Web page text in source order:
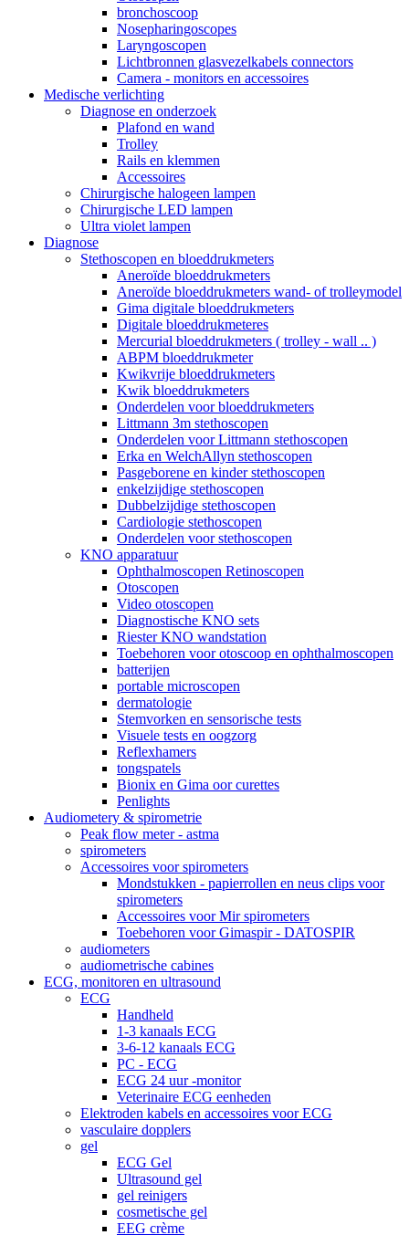
bronchoscoop
Nosepharingoscopes
Laryngoscopen
Lichtbronnen glasvezelkabels connectors
Camera - monitors en accessoires
Medische verlichting
Diagnose en onderzoek
Plafond en wand
Trolley
Rails en klemmen
Accessoires
Chirurgische halogeen lampen
Chirurgische LED lampen
Ultra violet lampen
Diagnose
Stethoscopen en bloeddrukmeters
Aneroïde bloeddrukmeters
Aneroïde bloeddrukmeters wand- of trolleymodel
Gima digitale bloeddrukmeters
Digitale bloeddrukmeteres
Mercurial bloeddrukmeters ( trolley - wall .. )
ABPM bloeddrukmeter
Kwikvrije bloeddrukmeters
Kwik bloeddrukmeters
Onderdelen voor bloeddrukmeters
Littmann 3m stethoscopen
Onderdelen voor Littmann stethoscopen
Erka en WelchAllyn stethoscopen
Pasgeborene en kinder stethoscopen
enkelzijdige stethoscopen
Dubbelzijdige stethoscopen
Cardiologie stethoscopen
Onderdelen voor stethoscopen
KNO apparatuur
Ophthalmoscopen Retinoscopen
Otoscopen
Video otoscopen
Diagnostische KNO sets
Riester KNO wandstation
Toebehoren voor otoscoop en ophthalmoscopen
batterijen
portable microscopen
dermatologie
Stemvorken en sensorische tests
Visuele tests en oogzorg
Reflexhamers
tongspatels
Bionix en Gima oor curettes
Penlights
Audiometery & spirometrie
Peak flow meter - astma
spirometers
Accessoires voor spirometers
Mondstukken - papierrollen en neus clips voor
spirometers
Accessoires voor Mir spirometers
Toebehoren voor Gimaspir - DATOSPIR
audiometers
audiometrische cabines
ECG, monitoren en ultrasound
ECG
Handheld
1-3 kanaals ECG
3-6-12 kanaals ECG
PC - ECG
ECG 24 uur -monitor
Veterinaire ECG eenheden
Elektroden kabels en accessoires voor ECG
vasculaire dopplers
gel
ECG Gel
Ultrasound gel
gel reinigers
cosmetische gel
EEG crème